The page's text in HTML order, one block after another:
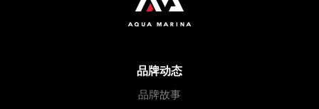
品牌动态
品牌故事